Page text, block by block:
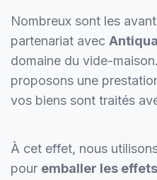
Nombreux sont les
partenariat avec
domaine du vide-
proposons une
vos biens sont traités
À cet effet, nous
pour emballer les